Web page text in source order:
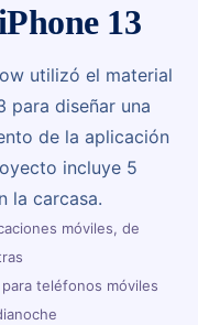
13
utilizó el material
para diseñar una
de la aplicación
incluye 5
la carcasa.
móviles, de
teléfonos móviles